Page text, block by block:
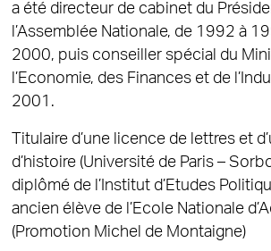
a été directeur de cabinet du
l’Assemblée Nationale, de 1992 à
2000, puis conseiller spécial du
l’Economie, des Finances et de
2001.
Titulaire d’une licence de lettres et
d’histoire (Université de Paris –
diplômé de l’Institut d’Etudes
ancien élève de l’Ecole Nationale
(Promotion Michel de Montaigne)